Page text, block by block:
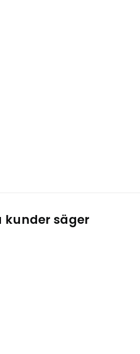
kunder säger